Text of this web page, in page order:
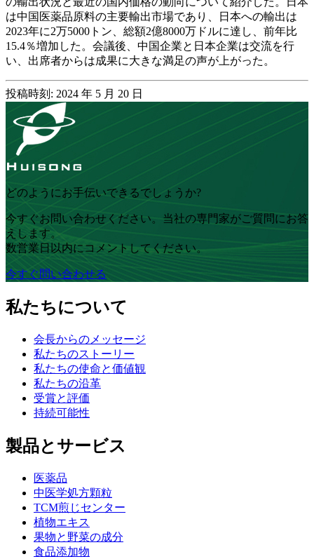
は中国医薬品原料の主要輸出市場であり、日本への輸出は
2023年に2万5000トン、総額2億8000万ドルに達し、前年比
15.4％増加した。会議後、中国企業と日本企業は交流を行
い、出席者からは成果に大きな満足の声が上がった。
投稿時刻: 2024 年 5 月 20 日
どのようにお手伝いできるでしょうか?
今すぐお問い合わせください。当社の専門家がご質問にお答
えします。
数営業日以内にコメントしてください。
今すぐ問い合わせる
私たちについて
会長からのメッセージ
私たちのストーリー
私たちの使命と価値観
私たちの沿革
受賞と評価
持続可能性
製品とサービス
医薬品
中医学処方顆粒
TCM煎じセンター
植物エキス
果物と野菜の成分
食品添加物